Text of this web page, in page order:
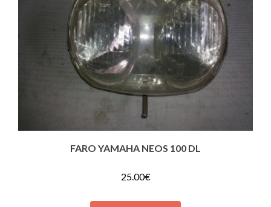
FARO YAMAHA NEOS 100 DL
25.00€